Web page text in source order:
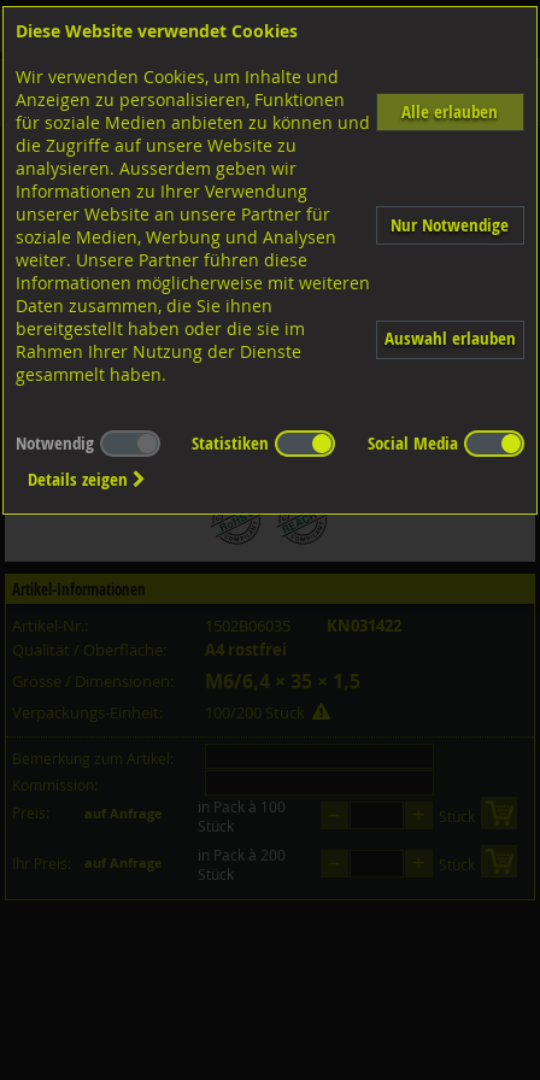
Shop Muttern Innengewinde
Gewindeeinsätze RECOIL
Diverse Ausführungen Gewindeeinsätze RECOIL
Gewindeeinsätze RECOIL metrisch A2-A1 rosftfrei
Unterlagscheiben Karosserie, 1502B A4 rostfrei
M6/6,4x35x1,5
Artikel-Informationen
Artikel-Nr.:
1502B06035
KN031422
Qualität / Oberfläche:
A4 rostfrei
Grösse / Dimensionen:
M6/6,4 × 35 × 1,5
Verpackungs-Einheit: 100/200 Stück
Bemerkung zum Artikel:
Kommission:
Preis:
auf Anfrage
in Pack à 100
Stück
Stück
Ihr Preis: auf Anfrage
in Pack à 200
Stück
Stück
Diese Website verwendet Cookies
Wir verwenden Cookies, um Inhalte und
Anzeigen zu personalisieren, Funktionen
für soziale Medien anbieten zu können und
die Zugriffe auf unsere Website zu
analysieren. Ausserdem geben wir
Informationen zu Ihrer Verwendung
unserer Website an unsere Partner für
soziale Medien, Werbung und Analysen
weiter. Unsere Partner führen diese
Informationen möglicherweise mit weiteren
Daten zusammen, die Sie ihnen
bereitgestellt haben oder die sie im
Rahmen Ihrer Nutzung der Dienste
gesammelt haben.
Alle erlauben
Nur Notwendige
Auswahl erlauben
Notwendig Statistiken
Social Media
Details zeigen